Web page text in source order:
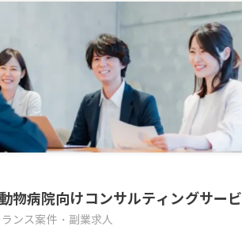
物病院向けコンサルティングサービ
ンス案件・副業求人